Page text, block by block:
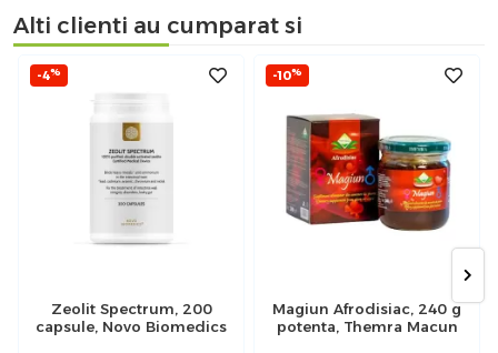
Alti clienti au cumparat si
-4%
Zeolit Spectrum, 200
capsule, Novo Biomedics
-10%
Magiun Afrodisiac, 240 g
potenta, Themra Macun